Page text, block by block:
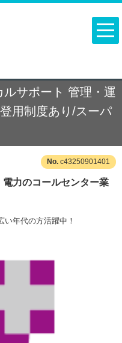
サポート 管理・運
用制度あり/スーパ
c43250901401
電力のコールセンター業
年代の方活躍中！